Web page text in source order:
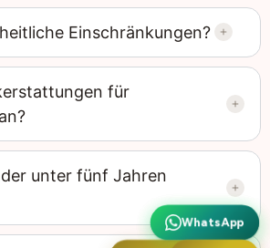
Einschränkungen?
für
unter fünf Jahren
WhatsApp
WhatsApp